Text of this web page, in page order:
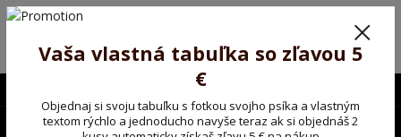
Poprosíme ctených zákazníkov o trpezlivosť, v tomto období máme
Preto sme Vám pripravili malý darček ako ospravedlnenie.
!!! ZĽAVA 5€ na PRVÚ objednávku nad 30€ s kódom pozorpes5 !!!
0,00 EUR
Vaša vlastná tabuľka so zľavou 5
€
Objednaj si svoju tabuľku s fotkou svojho psíka a vlastným
textom rýchlo a jednoducho navyše teraz ak si objednáš 2